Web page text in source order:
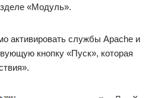
«Модуль».
активировать службы Apache и
кнопку «Пуск», которая